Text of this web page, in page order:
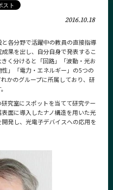
2016.10.18
各分野で活躍中の教員の直接指導
果を出し、自分自身で発表するこ
く分けると「回路」「波動・光お
」「電力・エネルギー」の5つの
かのグループに所属しており、研
究室にスポットを当てて研究テー
面に導入したナノ構造を用いた光
発し、光電子デバイスへの応用を